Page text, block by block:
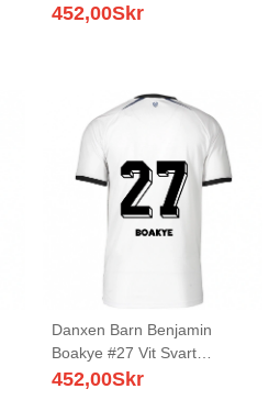
Matchtröjor 2025/26 Tröjor
452,00Skr
Danxen Barn Benjamin
Boakye #27 Vit Svart
Bortatröja Matchtröjor
452,00Skr